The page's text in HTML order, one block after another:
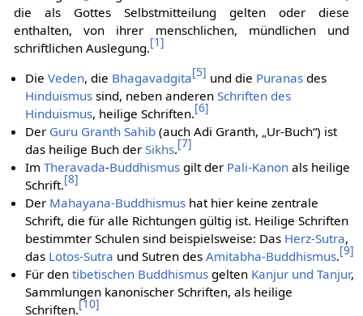
die als Gottes Selbstmitteilung gelten oder diese
enthalten, von ihrer menschlichen, mündlichen und
schriftlichen Auslegung.[1]
DieVeden, die Bhagavadgita[5] und die Puranas des
Hinduismus sind, neben anderenSchriften des
Hinduismus, heilige Schriften.[6]
Der Guru Granth Sahib (auch Adi Granth, „Ur-Buch“) ist
das heilige Buch derSikhs.[7]
ImTheravada-Buddhismus gilt der Pali-Kanon als heilige
Schrift.[8]
Der Mahayana-Buddhismus hat hier keine zentrale
Schrift, die für alle Richtungen gültig ist. Heilige Schriften
bestimmter Schulen sind beispielsweise: Das Herz-Sutra,
das Lotos-Sutra und Sutren desAmitabha-Buddhismus.[9]
Für dentibetischen Buddhismus gelten Kanjur und Tanjur,
Sammlungen kanonischer Schriften, als heilige
Schriften.[10]